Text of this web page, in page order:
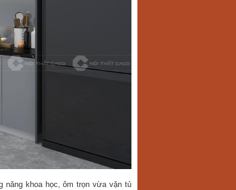
năng khoa học, ôm trọn vừa vặn tủ